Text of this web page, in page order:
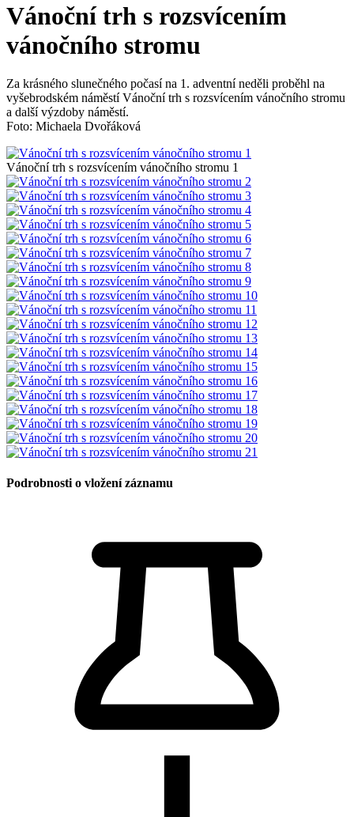
Vánoční trh s rozsvícením
vánočního stromu
Za krásného slunečného počasí na 1. adventní neděli proběhl na
vyšebrodském náměstí Vánoční trh s rozsvícením vánočního stromu
a další výzdoby náměstí.
Foto: Michaela Dvořáková
Vánoční trh s rozsvícením vánočního stromu 1
Podrobnosti o vložení záznamu